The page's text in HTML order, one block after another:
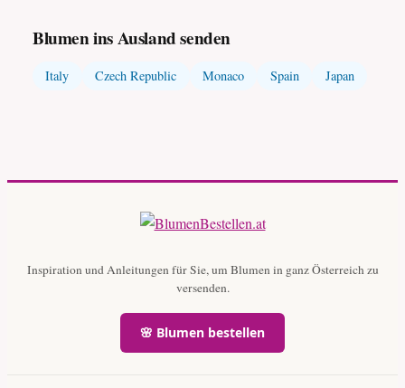
Blumen ins Ausland senden
Italy Czech Republic Monaco Spain Japan
Inspiration und Anleitungen für Sie, um Blumen in ganz Österreich zu
versenden.
🌸 Blumen bestellen